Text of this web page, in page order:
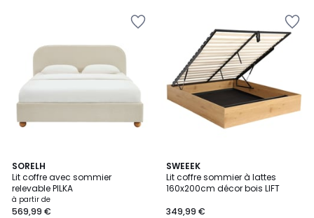
SORELH
Lit coffre avec sommier
relevable PILKA
à partir de
569,99 €
4
Couleurs
SWEEEK
Lit coffre sommier à lattes
160x200cm décor bois LIFT
349,99 €
3
/
5
2
Couleurs